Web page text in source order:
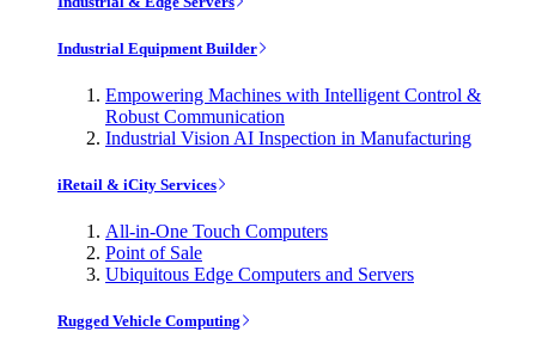
Industrial Equipment Builder
Empowering Machines with Intelligent Control &
Robust Communication
Industrial Vision AI Inspection in Manufacturing
iRetail & iCity Services
All-in-One Touch Computers
Point of Sale
Ubiquitous Edge Computers and Servers
Rugged Vehicle Computing